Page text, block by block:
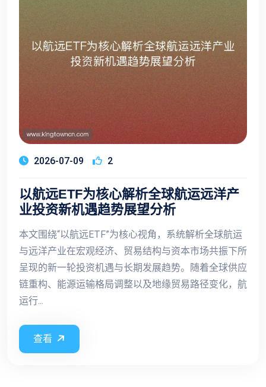
2026-07-09 2
以航远ETF为核心解析全球航运远洋产
业投资新机遇趋势展望分析
本文围绕“以航远ETF”为核心视角，系统解析全球航运
与远洋产业在宏观经济、贸易结构与资本市场共振下所
呈现的新一轮投资机遇与长期发展趋势。随着全球供应
链重构、能源运输格局调整以及地缘贸易路径变化，航
运行...
查看